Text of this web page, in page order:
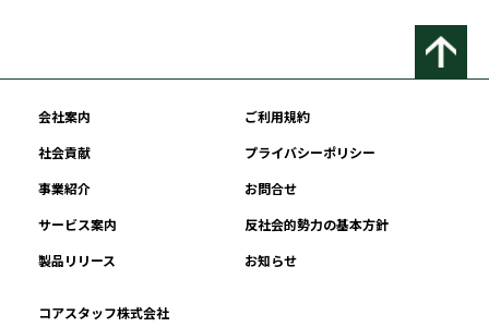
会社案内
ご利用規約
社会貢献
プライバシーポリシー
事業紹介
お問合せ
サービス案内
反社会的勢力の基本方針
製品リリース
お知らせ
コアスタッフ株式会社